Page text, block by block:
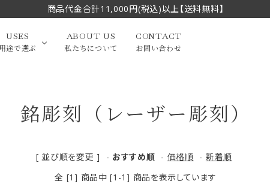
商品代金合計11,000円(税込)以上【送料無料】
作品向き）
大中筆（半切・条幅以
小筆
限定品・セット品
USES
用途で選ぶ
かな 漢字
写経・御朱印 画筆・絵てがみ
贈り物（限定セット） 洗浄剤・その他
ABOUT US
私たちについて
CONTACT
お問い合わせ
銘彫刻（レーザー彫刻）
[ 並び順を変更 ] - おすすめ順 - 価格順 - 新着順
全 [1] 商品中 [1-1] 商品を表示しています